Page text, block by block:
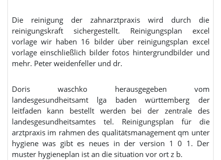
Die reinigung der zahnarztpraxis wird durch die
reinigungskraft sichergestellt. Reinigungsplan excel
vorlage wir haben 16 bilder über reinigungsplan excel
vorlage einschließlich bilder fotos hintergrundbilder und
mehr. Peter weidenfeller und dr.
Doris waschko herausgegeben vom
landesgesundheitsamt lga baden württemberg der
leitfaden kann bestellt werden bei der zentrale des
landesgesundheitsamtes tel. Reinigungsplan für die
arztpraxis im rahmen des qualitätsmanagement qm unter
hygiene was gibt es neues in der version 1 0 1. Der
muster hygieneplan ist an die situation vor ort z b.